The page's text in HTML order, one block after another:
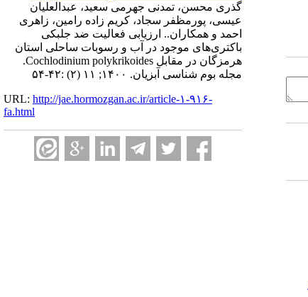
گذری محسن، تمدنی جهرمی سعید، عبدالعلیان
عیسی، پورمظفر سجاد، کریم زاده رامین، زاهری
احمد و همکاران.. ارزیابی فعالیت ضد جلبکی
باکتری‌های موجود در آب و رسوبات ساحلی استان
هرمزگان در مقابل Cochlodinium polykrikoides.
مجله بوم شناسی آبزیان. ۱۴۰۰; ۱۱ (۲) :۴۲-۵۴
URL: http://jae.hormozgan.ac.ir/article-۱-۹۱۶-
fa.html